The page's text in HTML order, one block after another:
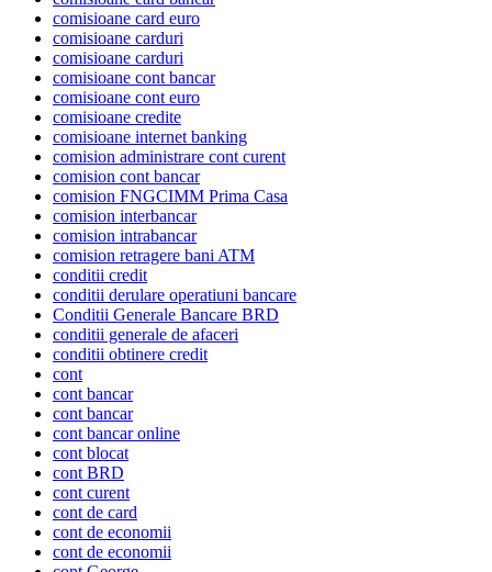
comisioane card euro
comisioane carduri
comisioane carduri
comisioane cont bancar
comisioane cont euro
comisioane credite
comisioane internet banking
comision administrare cont curent
comision cont bancar
comision FNGCIMM Prima Casa
comision interbancar
comision intrabancar
comision retragere bani ATM
conditii credit
conditii derulare operatiuni bancare
Conditii Generale Bancare BRD
conditii generale de afaceri
conditii obtinere credit
cont
cont bancar
cont bancar
cont bancar online
cont blocat
cont BRD
cont curent
cont de card
cont de economii
cont de economii